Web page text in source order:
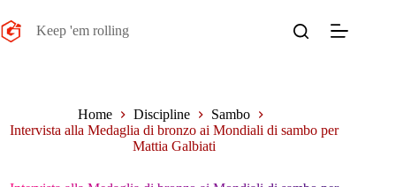
al
contenuto
Keep 'em rolling
Home Discipline
Sambo
Intervista alla Medaglia di bronzo ai Mondiali di sambo per
Mattia Galbiati